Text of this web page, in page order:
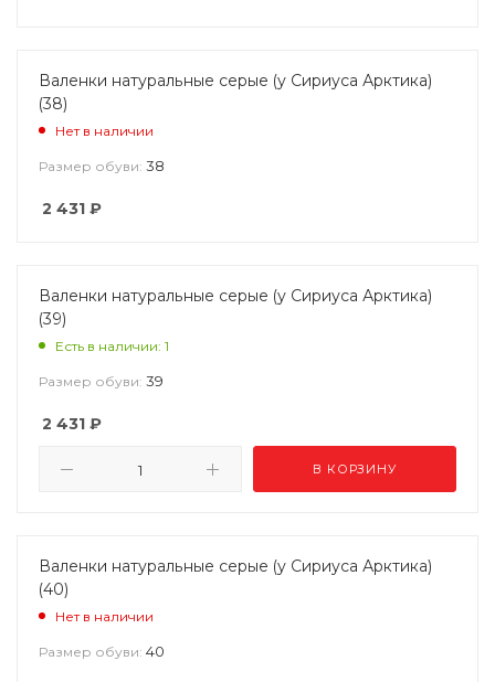
Валенки натуральные серые (у Сириуса Арктика)
(38)
Нет в наличии
Размер обуви: 38
2 431 ₽
Валенки натуральные серые (у Сириуса Арктика)
(39)
Есть в наличии: 1
Размер обуви: 39
2 431 ₽
В КОРЗИНУ
Валенки натуральные серые (у Сириуса Арктика)
(40)
Нет в наличии
Размер обуви: 40